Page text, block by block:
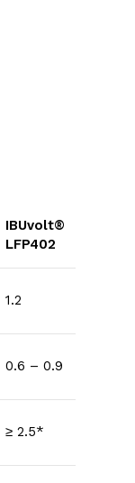
IBUvolt®
LFP402
1.2
0.6 – 0.9
≥ 2.5*